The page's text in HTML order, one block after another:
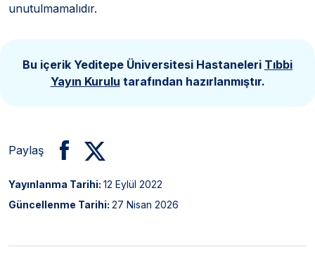
unutulmamalıdır.
Bu içerik Yeditepe Üniversitesi Hastaneleri Tıbbi
Yayın Kurulu tarafından hazırlanmıştır.
Paylaş
Yayınlanma Tarihi: 12 Eylül 2022
Güncellenme Tarihi: 27 Nisan 2026